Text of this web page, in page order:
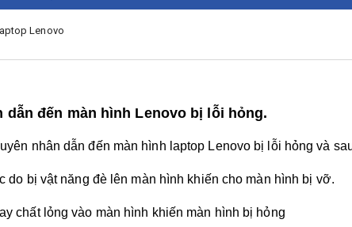
Lenovo
dẫn đến màn hình Lenovo bị lỗi hỏng.
nhân dẫn đến màn hình laptop Lenovo bị lỗi hỏng và
do bị vật năng đè lên màn hình khiến cho màn hình bị vỡ.
chất lỏng vào màn hình khiến màn hình bị hỏng